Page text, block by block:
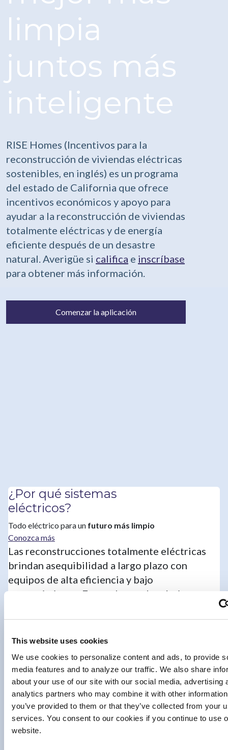
This website uses cookies
We use cookies to personalize content and ads, to provide
media features and to analyze our traffic. We also share
about your use of our site with our social media, advertising
analytics partners who may combine it with other
you’ve provided to them or that they’ve collected from your
services. You consent to our cookies if you continue to use
website.
limpia
juntos más
inteligente
RISE Homes (Incentivos para la
reconstrucción de viviendas eléctricas
sostenibles, en inglés) es un programa
del estado de California que ofrece
incentivos económicos y apoyo para
ayudar a la reconstrucción de viviendas
totalmente eléctricas y de energía
eficiente después de un desastre
natural. Averigüe si califica e inscríbase
para obtener más información.
Comenzar la aplicación
¿Por qué sistemas
eléctricos?
Todo eléctrico para un futuro más limpio
Conozca más
Las reconstrucciones totalmente eléctricas
brindan asequibilidad a largo plazo con
equipos de alta eficiencia y bajo
mantenimiento. Estos electrodomésticos
$2,500 al año(en inglés) en costos de
servicios públicos.
Al utilizar todo eléctrico en toda la
reconstrucción de su vivienda, usted tendrá
aire más limpio en el interior mientras se
reducen los gases de efecto invernadero para
ayudar a cumplir el objetivo de energía limpia
de California y combatir el cambio climático.